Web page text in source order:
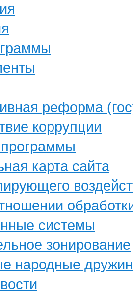
реформа
коррупции
карта сайта
системы
зонирование
народные